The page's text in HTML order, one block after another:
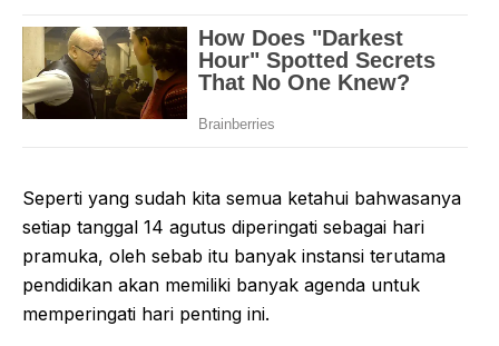
Seperti yang sudah kita semua ketahui bahwasanya
setiap tanggal 14 agutus diperingati sebagai hari
pramuka, oleh sebab itu banyak instansi terutama
pendidikan akan memiliki banyak agenda untuk
memperingati hari penting ini.